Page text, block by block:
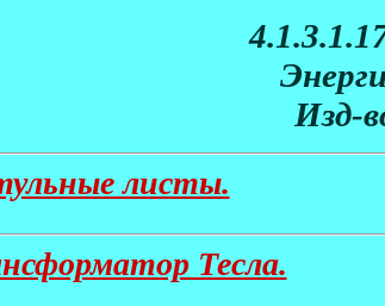
Изд-
листы.
Тесла.